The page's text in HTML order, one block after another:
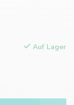
Auf Lager